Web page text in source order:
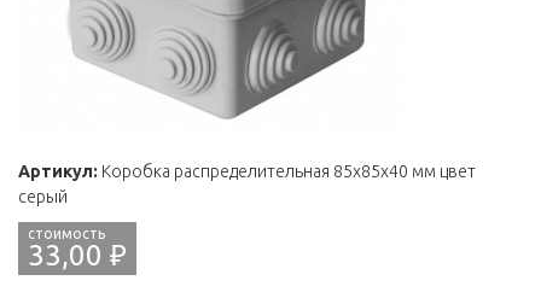
Артикул: Коробка распределительная 85х85х40 мм цвет
серый
33,00 ₽